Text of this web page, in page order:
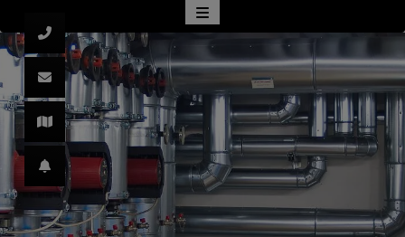
öffnen und schließen
und schließen
und schließen
schließen